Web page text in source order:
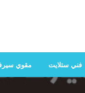
فني ستلايت مقوي